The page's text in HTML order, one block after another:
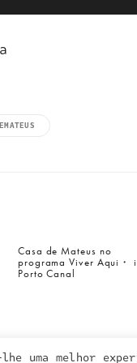
Casa de Mateus no
programa Viver Aqui・
Porto Canal
o que fazemos
portefólio
uma melhor